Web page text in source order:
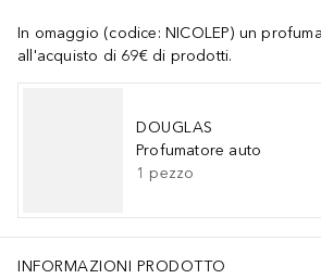
In omaggio (codice: NICOLEP) un
all'acquisto di 69€ di prodotti.
DOUGLAS
Profumatore auto
1 pezzo
INFORMAZIONI PRODOTTO